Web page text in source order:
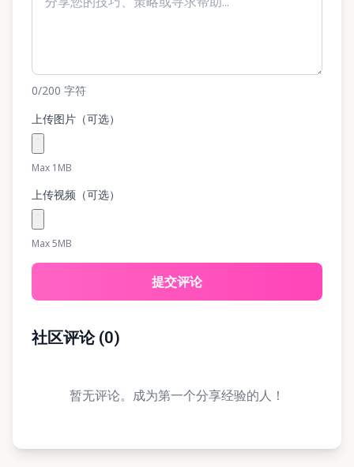
0/200 字符
上传图片（可选）
Max 1MB
上传视频（可选）
Max 5MB
提交评论
社区评论(0)
暂无评论。成为第一个分享经验的人！